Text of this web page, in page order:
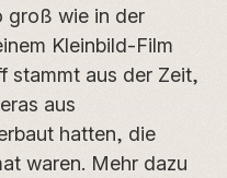
groß wie in der
Kleinbild-Film
stammt aus der Zeit,
aus
hatten, die
waren. Mehr dazu